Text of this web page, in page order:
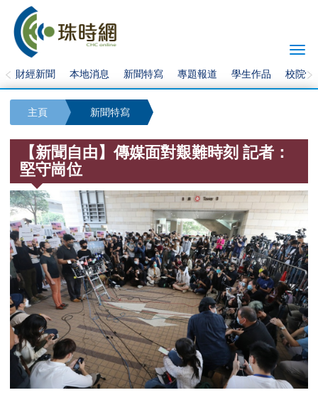
財經新聞 本地消息 新聞特寫 專題報道 學生作品 校院快
主頁 新聞特寫
【新聞自由】傳媒面對艱難時刻 記者：
堅守崗位